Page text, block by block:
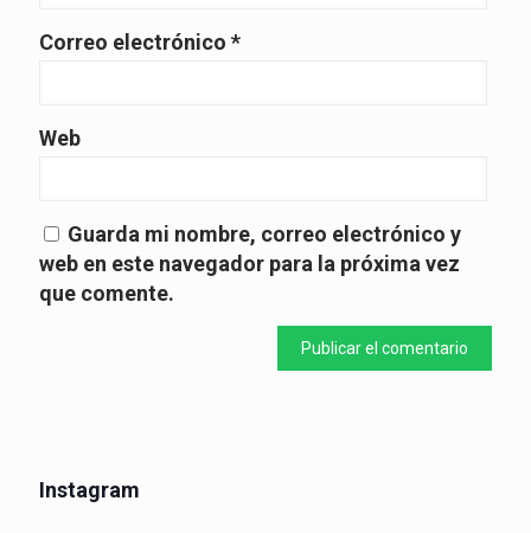
Correo electrónico *
Web
Guarda mi nombre, correo electrónico y
web en este navegador para la próxima vez
que comente.
Instagram